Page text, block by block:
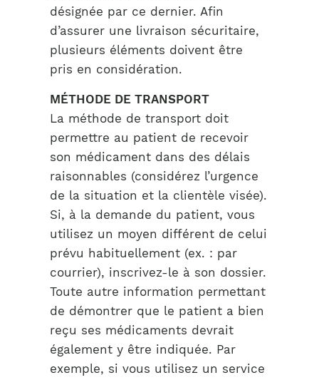
désignée par ce dernier. Afin
d’assurer une livraison sécuritaire,
plusieurs éléments doivent être
pris en considération.
MÉTHODE DE TRANSPORT
La méthode de transport doit
permettre au patient de recevoir
son médicament dans des délais
raisonnables (considérez l’urgence
de la situation et la clientèle visée).
Si, à la demande du patient, vous
utilisez un moyen différent de celui
prévu habituellement (ex. : par
courrier), inscrivez-le à son dossier.
Toute autre information permettant
de démontrer que le patient a bien
reçu ses médicaments devrait
également y être indiquée. Par
exemple, si vous utilisez un service